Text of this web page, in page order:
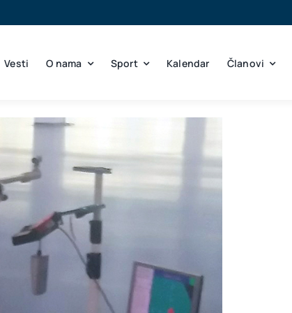
Vesti O nama Sport Kalendar Članovi